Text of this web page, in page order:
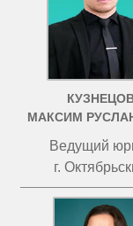
МАКСИМ
Ведущий
г.